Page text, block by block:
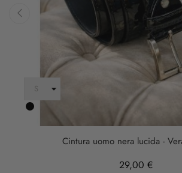
Nero
Cintura uomo nera lucida -
29,00 €